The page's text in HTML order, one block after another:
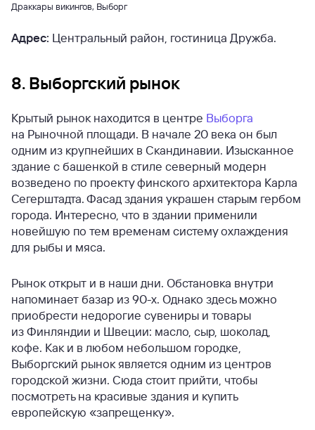
Драккары викингов, Выборг
Адрес: Центральный район, гостиница Дружба.
8. Выборгский рынок
Крытый рынок находится в центре Выборга
на Рыночной площади. В начале 20 века он был
одним из крупнейших в Скандинавии. Изысканное
здание с башенкой в стиле северный модерн
возведено по проекту финского архитектора Карла
Сегерштадта. Фасад здания украшен старым гербом
города. Интересно, что в здании применили
новейшую по тем временам систему охлаждения
для рыбы и мяса.
Рынок открыт и в наши дни. Обстановка внутри
напоминает базар из 90-х. Однако здесь можно
приобрести недорогие сувениры и товары
из Финляндии и Швеции: масло, сыр, шоколад,
кофе. Как и в любом небольшом городке,
Выборгский рынок является одним из центров
городской жизни. Сюда стоит прийти, чтобы
посмотреть на красивые здания и купить
европейскую «запрещенку».